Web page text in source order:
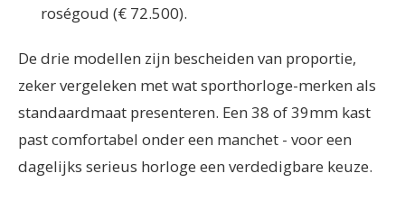
roségoud (€ 72.500).
De drie modellen zijn bescheiden van proportie,
zeker vergeleken met wat sporthorloge-merken als
standaardmaat presenteren. Een 38 of 39mm kast
past comfortabel onder een manchet - voor een
dagelijks serieus horloge een verdedigbare keuze.